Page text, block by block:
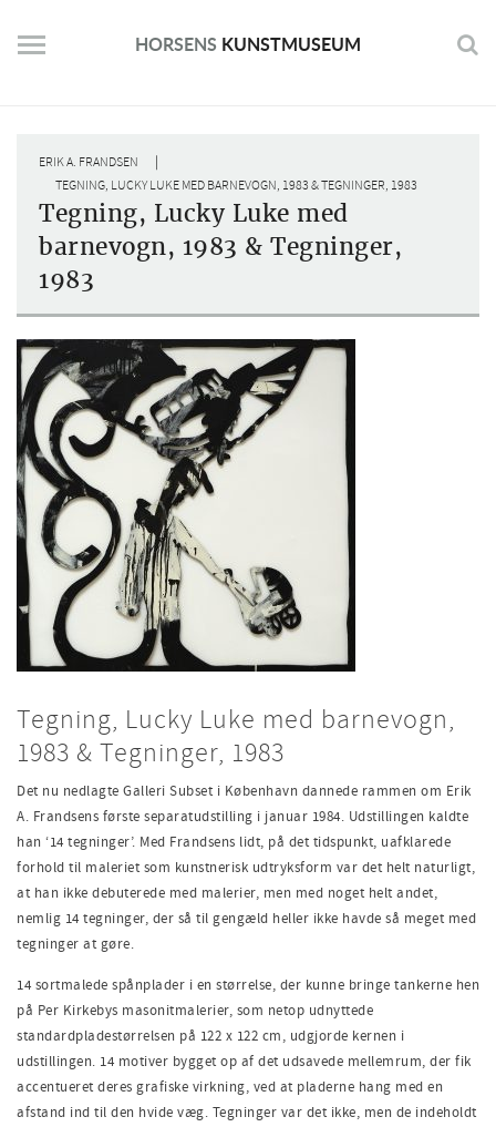
content
HORSENS KUNSTMUSEUM
ERIK A. FRANDSEN |
TEGNING, LUCKY LUKE MED BARNEVOGN, 1983 & TEGNINGER, 1983
Tegning, Lucky Luke med
barnevogn, 1983 & Tegninger,
1983
Tegning, Lucky Luke med barnevogn,
1983 & Tegninger, 1983
Det nu nedlagte Galleri Subset i København dannede rammen om Erik
A. Frandsens første separatudstilling i januar 1984. Udstillingen kaldte
han ‘14 tegninger’. Med Frandsens lidt, på det tidspunkt, uafklarede
forhold til maleriet som kunstnerisk udtryksform var det helt naturligt,
at han ikke debuterede med malerier, men med noget helt andet,
nemlig 14 tegninger, der så til gengæld heller ikke havde så meget med
tegninger at gøre.
14 sortmalede spånplader i en størrelse, der kunne bringe tankerne hen
på Per Kirkebys masonitmalerier, som netop udnyttede
standardpladestørrelsen på 122 x 122 cm, udgjorde kernen i
udstillingen. 14 motiver bygget op af det udsavede mellemrum, der fik
accentueret deres grafiske virkning, ved at pladerne hang med en
afstand ind til den hvide væg. Tegninger var det ikke, men de indeholdt